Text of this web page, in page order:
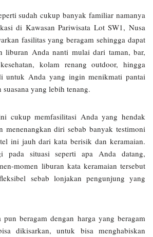
sudah cukup banyak familiar namanya
di Kawasan Pariwisata Lot SW1, Nusa
fasilitas yang beragam sehingga dapat
liburan Anda nanti mulai dari taman, bar,
kolam renang outdoor, hingga
untuk Anda yang ingin menikmati pantai
yang lebih tenang.
cukup memfasilitasi Anda yang hendak
menenangkan diri sebab banyak testimoni
ini jauh dari kata berisik dan keramaian.
pada situasi seperti apa Anda datang,
momen liburan kata keramaian tersebut
sebab lonjakan pengunjung yang
beragam dengan harga yang beragam
dikisarkan, untuk bisa menghabiskan